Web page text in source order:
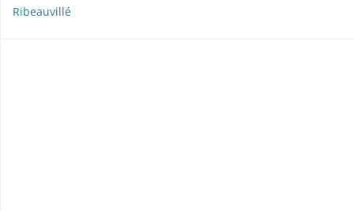
Ribeauvillé